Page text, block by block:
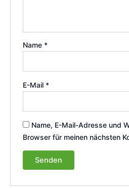
Name *
E-Mail *
Name, E-Mail-Adresse und
Browser für meinen nächsten